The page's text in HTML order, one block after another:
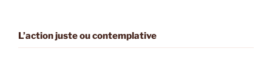
L’action juste ou contemplative